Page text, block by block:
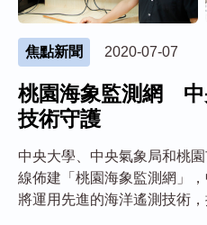
焦點新聞 2020-07-07
桃園海象監測網 中
技術守護
中央大學、中央氣象局和桃
線佈建「桃園海象監測網」
將運用先進的海洋遙測技術